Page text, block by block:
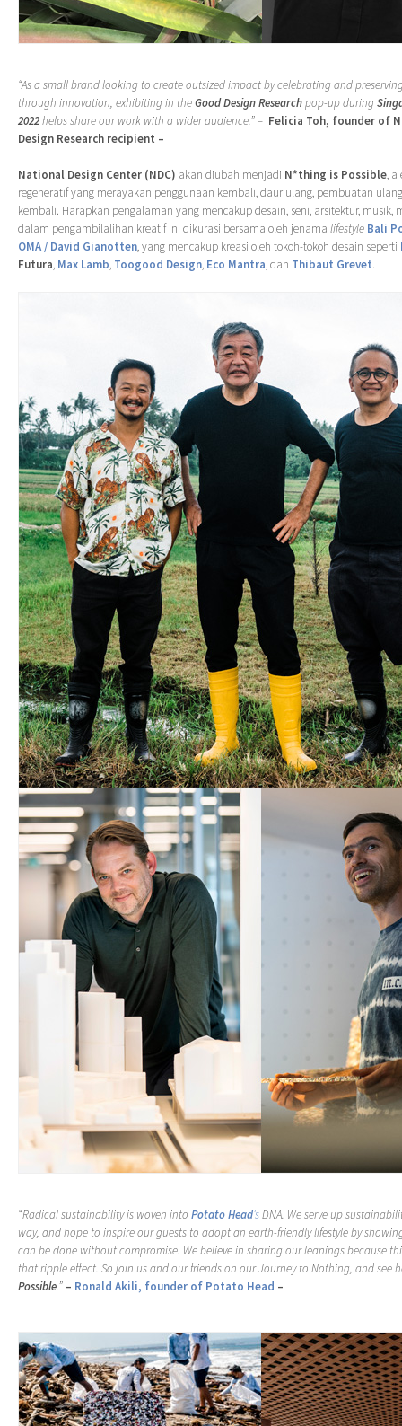
“As a small brand looking to create outsized impact by celebrating and
through innovation, exhibiting in theGood Design Researchpop-up during
2022helps share our work with a wider audience.” – Felicia Toh, founder of
Design Research recipient –
National Design Center (NDC) akan diubah menjadi N*thing is Possible, a
regeneratif yang merayakan penggunaan kembali, daur ulang, pembuatan
kembali. Harapkan pengalaman yang mencakup desain, seni, arsitektur, musik,
dalam pengambilalihan kreatif ini dikurasi bersama oleh jenama lifestyle Bali
OMA / David Gianotten, yang mencakup kreasi oleh tokoh-tokoh desain seperti
Futura, Max Lamb, Toogood Design, Eco Mantra, dan Thibaut Grevet.
“Radical sustainability is woven into Potato Head’sDNA. We serve up
way, and hope to inspire our guests to adopt an earth-friendly lifestyle by
can be done without compromise. We believe in sharing our leanings because
that ripple effect. So join us and our friends on our Journey to Nothing, and see
Possible.” – Ronald Akili, founder of Potato Head –